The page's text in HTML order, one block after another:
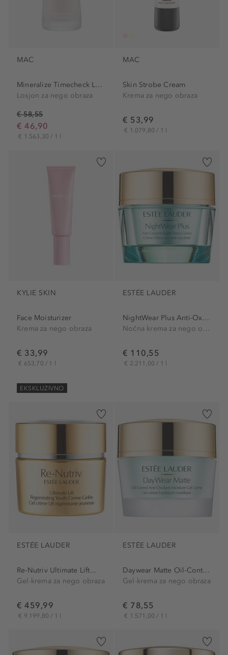
MAC
Mineralize Timecheck Lotion
Losjon za nego obraza
€ 58,55
€ 46,90
€ 1.563,30 / 1 l
MAC
Skin Strobe Cream
Krema za nego obraza
€ 53,99
€ 1.079,80 / 1 l
KYLIE SKIN
Face Moisturizer
Krema za nego obraza
€ 33,99
€ 653,70 / 1 l
EKSKLUZIVNO
ESTÉE LAUDER
NightWear Plus Anti-Oxidant...
Nočna krema za nego obraza
€ 110,55
€ 2.211,00 / 1 l
ESTÉE LAUDER
Re-Nutriv Ultimate Lift...
Gel-krema za nego obraza
€ 459,99
€ 9.199,80 / 1 l
ESTÉE LAUDER
Daywear Matte Oil-Control...
Gel-krema za nego obraza
€ 78,55
€ 1.571,00 / 1 l